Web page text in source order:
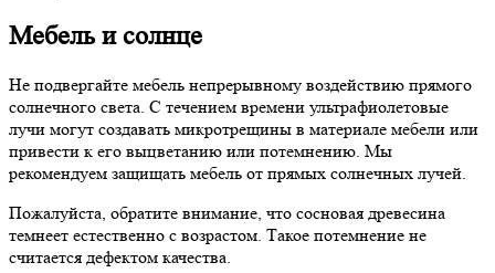
Мебель и солнце
Не подвергайте мебель непрерывному воздействию прямого
солнечного света. С течением времени ультрафиолетовые
лучи могут создавать микротрещины в материале мебели или
привести к его выцветанию или потемнению. Мы
рекомендуем защищать мебель от прямых солнечных лучей.
Пожалуйста, обратите внимание, что сосновая древесина
темнеет естественно с возрастом. Такое потемнение не
считается дефектом качества.